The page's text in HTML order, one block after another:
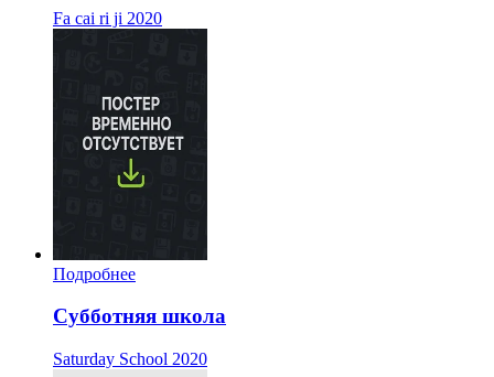
Fa cai ri ji 2020
Подробнее
Субботняя школа
Saturday School 2020